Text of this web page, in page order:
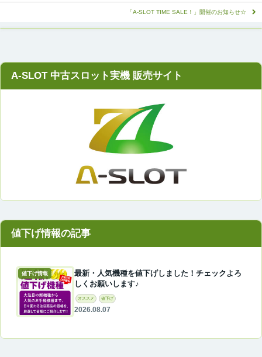
「A-SLOT TIME SALE！」開催のお知らせ☆
A-SLOT 中古スロット実機 販売サイト
値下げ情報
最新・人気機種を値下げしました！チェックよろ
しくお願いします♪
オススメ 値下げ
2026.08.07